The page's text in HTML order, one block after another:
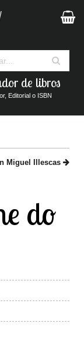
de libros
Editorial o ISBN
Miguel Illescas
do